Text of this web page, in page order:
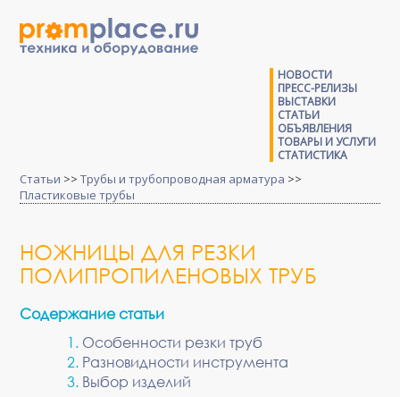
НОВОСТИ
ПРЕСС-РЕЛИЗЫ
ВЫСТАВКИ
СТАТЬИ
ОБЪЯВЛЕНИЯ
ТОВАРЫ И УСЛУГИ
СТАТИСТИКА
Статьи >>Трубы и трубопроводная арматура >>
Пластиковые трубы
НОЖНИЦЫ ДЛЯ РЕЗКИ
ПОЛИПРОПИЛЕНОВЫХ ТРУБ
Содержание статьи
Особенности резки труб
Разновидности инструмента
Выбор изделий